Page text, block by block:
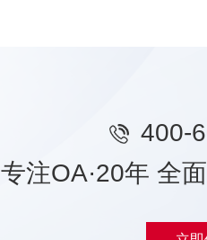
400-
专注OA·20年 全